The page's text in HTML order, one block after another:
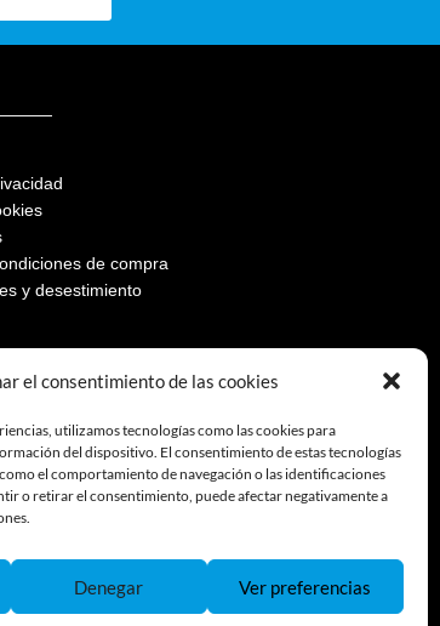
el consentimiento de las cookies
utilizamos tecnologías como las cookies para
del dispositivo. El consentimiento de estas tecnologías
el comportamiento de navegación o las identificaciones
o retirar el consentimiento, puede afectar negativamente a
Denegar Ver preferencias
de compra
y desestimiento